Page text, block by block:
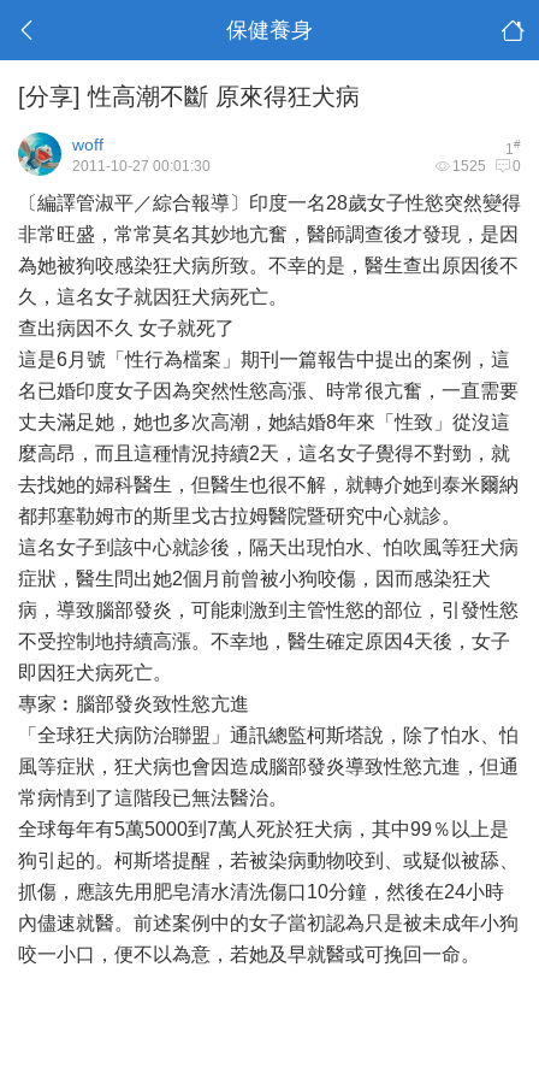
保健養身
[分享] 性高潮不斷 原來得狂犬病
1#
woff
1525 0
2011-10-27 00:01:30
〔編譯管淑平／綜合報導〕印度一名28歲女子性慾突然變得
非常旺盛，常常莫名其妙地亢奮，醫師調查後才發現，是因
為她被狗咬感染狂犬病所致。不幸的是，醫生查出原因後不
久，這名女子就因狂犬病死亡。
查出病因不久 女子就死了
這是6月號「性行為檔案」期刊一篇報告中提出的案例，這
名已婚印度女子因為突然性慾高漲、時常很亢奮，一直需要
丈夫滿足她，她也多次高潮，她結婚8年來「性致」從沒這
麼高昂，而且這種情況持續2天，這名女子覺得不對勁，就
去找她的婦科醫生，但醫生也很不解，就轉介她到泰米爾納
都邦塞勒姆市的斯里戈古拉姆醫院暨研究中心就診。
這名女子到該中心就診後，隔天出現怕水、怕吹風等狂犬病
症狀，醫生問出她2個月前曾被小狗咬傷，因而感染狂犬
病，導致腦部發炎，可能刺激到主管性慾的部位，引發性慾
不受控制地持續高漲。不幸地，醫生確定原因4天後，女子
即因狂犬病死亡。
專家︰腦部發炎致性慾亢進
「全球狂犬病防治聯盟」通訊總監柯斯塔說，除了怕水、怕
風等症狀，狂犬病也會因造成腦部發炎導致性慾亢進，但通
常病情到了這階段已無法醫治。
全球每年有5萬5000到7萬人死於狂犬病，其中99％以上是
狗引起的。柯斯塔提醒，若被染病動物咬到、或疑似被舔、
抓傷，應該先用肥皂清水清洗傷口10分鐘，然後在24小時
內儘速就醫。前述案例中的女子當初認為只是被未成年小狗
咬一小口，便不以為意，若她及早就醫或可挽回一命。